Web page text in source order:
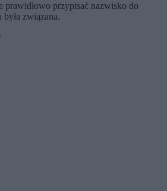
prawidłowo przypisać nazwisko do
związana.